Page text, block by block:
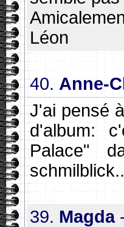
Léon
40. Anne-
J'ai pensé
d'album:
Palace"
39. Magda